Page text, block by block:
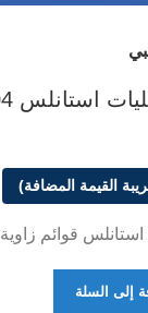
استانلس 304
القيمة المضافة)
قوائم زاوية 60×90 سم
إلى السلة